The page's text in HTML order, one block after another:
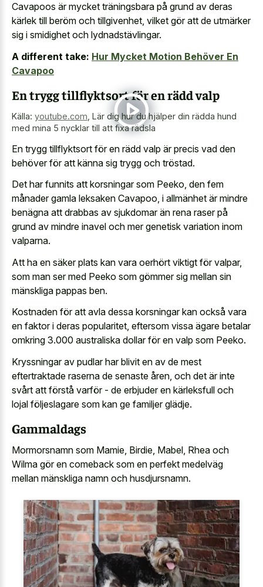
Cavapoos är mycket träningsbara på grund av deras
kärlek till beröm och tillgivenhet, vilket gör att de utmärker
sig i smidighet och lydnadstävlingar.
A different take: Hur Mycket Motion Behöver En
Cavapoo
En trygg tillflyktsort för en rädd valp
Källa: youtube.com Lär dig hur du hjälper din rädda hund
med mina 5 nycklar till att fixa rädsla
En trygg tillflyktsort för en rädd valp är precis vad den
behöver för att känna sig trygg och tröstad.
Det har funnits att korsningar som Peeko, den fem
månader gamla leksaken Cavapoo, i allmänhet är mindre
benägna att drabbas av sjukdomar än rena raser på
grund av mindre inavel och mer genetisk variation inom
valparna.
Att ha en säker plats kan vara oerhört viktigt för valpar,
som man ser med Peeko som gömmer sig mellan sin
mänskliga pappas ben.
Kostnaden för att avla dessa korsningar kan också vara
en faktor i deras popularitet, eftersom vissa ägare betalar
omkring 3.000 australiska dollar för en valp som Peeko.
Kryssningar av pudlar har blivit en av de mest
eftertraktade raserna de senaste åren, och det är inte
svårt att förstå varför - de erbjuder en kärleksfull och
lojal följeslagare som kan ge familjer glädje.
Gammaldags
Mormorsnamn som Mamie, Birdie, Mabel, Rhea och
Wilma gör en comeback som en perfekt medelväg
mellan mänskliga namn och husdjursnamn.